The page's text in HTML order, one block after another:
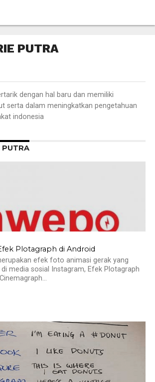
PUTRA
dengan hal baru dan memiliki
serta dalam meningkatkan pengetahuan
indonesia
PUTRA
Plotagraph di Android
efek foto animasi gerak yang
media sosial Instagram, Efek Plotagraph